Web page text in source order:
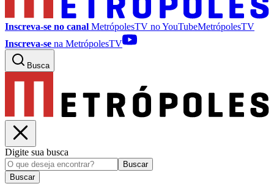
Inscreva-se no canal MetrópolesTV noYouTubeMetrópolesTV
Inscreva-se na MetrópolesTV
Busca
Digite sua busca
Buscar
Buscar